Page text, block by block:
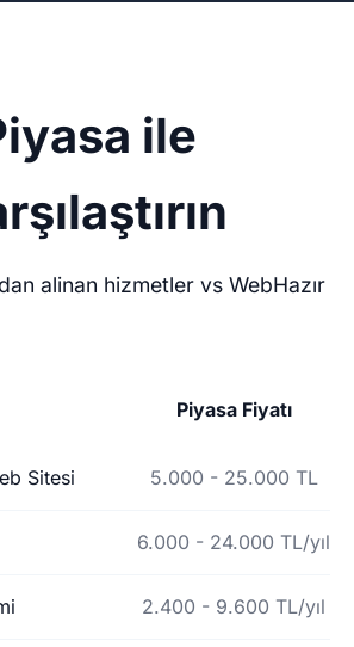
ile
alinan hizmetler vs WebHazır
Piyasa Fiyatı
Sitesi 5.000 - 25.000 TL
6.000 - 24.000 TL/yıl
2.400 - 9.600 TL/yıl